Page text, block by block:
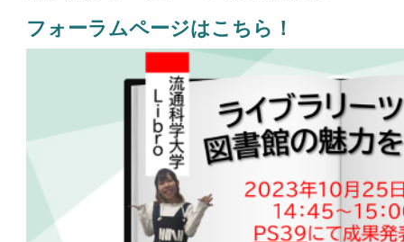
フォーラムページはこちら！